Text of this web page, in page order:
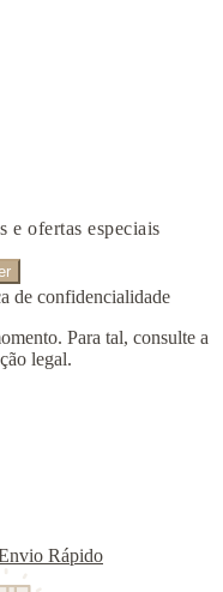
e ofertas especiais
de confidencialidade
Para tal, consulte a
legal.
Rápido